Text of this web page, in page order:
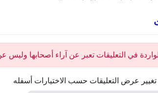
الواردة في التعليقات تعبر عن آراء أصحابها
تغيير عرض التعليقات حسب الاختيارات أسفله